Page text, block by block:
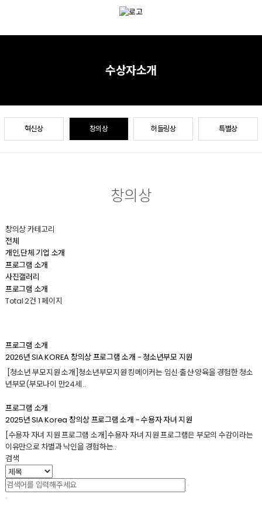
혁신상 창의상 허들링상 특별상
수상자소개
창의상
창의상 카테고리
전체
개인,단체 기업 소개
프로그램 소개
사진갤러리
프로그램 소개
Total 2건 1 페이지
프로그램 소개
2026년 SIA KOREA 창의상 프로그램 소개 - 청소년부모 지원
[청소년 부모지원 소개]청소년부모지원 킹메이커는 임신·출산·양육을 경험한 청소
년부모(부모나이 만24세 ..
프로그램 소개
2025년 SIA Korea 창의상 프로그램 소개 - 수용자 자녀 지원
[수용자 자녀 지원 프로그램 소개]수용자 자녀 지원 프로그램은 부모의 수감이라는
이유만으로 차별과 낙인을 경험하는..
검색